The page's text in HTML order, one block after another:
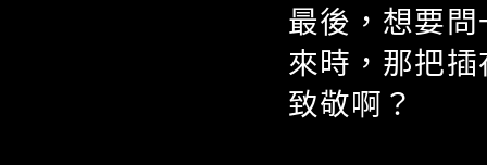
最後，想要
來時，那把
致敬啊？